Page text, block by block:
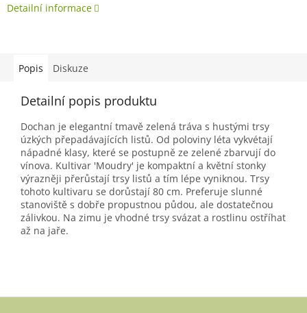
Detailní informace
Popis Diskuze
Detailní popis produktu
Dochan je elegantní tmavě zelená tráva s hustými trsy
úzkých přepadávajících listů. Od poloviny léta vykvétají
nápadné klasy, které se postupně ze zelené zbarvují do
vínova. Kultivar 'Moudry' je kompaktní a květní stonky
výrazněji přerůstají trsy listů a tím lépe vyniknou. Trsy
tohoto kultivaru se dorůstají 80 cm. Preferuje slunné
stanoviště s dobře propustnou půdou, ale dostatečnou
zálivkou. Na zimu je vhodné trsy svázat a rostlinu ostříhat
až na jaře.
Z